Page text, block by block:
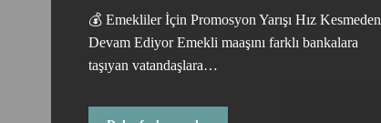
💰 Emekliler İçin Promosyon Yarışı Hız Kesmeden
Devam Ediyor Emekli maaşını farklı bankalara
taşıyan vatandaşlara…